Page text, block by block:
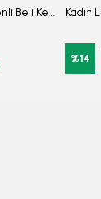
Kadın Turkuaz Desenli Beli Kemerli Kısa Kol Gömlek Elbise ARM-22Y001007
%14